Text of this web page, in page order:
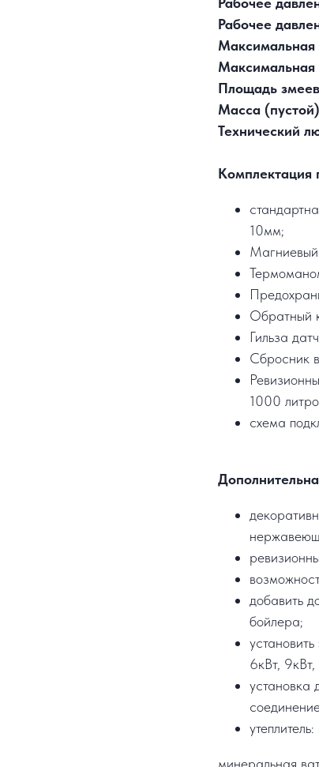
Рабочее
Максимальная
Максимальная
Площадь
Масса
Технический
Комплектация
10мм;
Обратный
Гильза
Сбросник
1000
схема
добавить
бойлера;
6кВт, 9кВт,
установка
минеральная